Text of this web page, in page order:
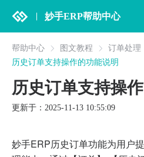
妙手ERP帮助中心
帮助中心 图文教程 订单处理
历史订单支持操作的功能说明
历史订单支持操
更新于：2025-11-13 10:55:09
妙手ERP历史订单功能为用户